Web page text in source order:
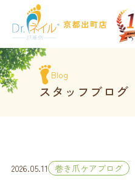
Blog
スタッフブログ
2026.05.11 巻き爪ケアブログ